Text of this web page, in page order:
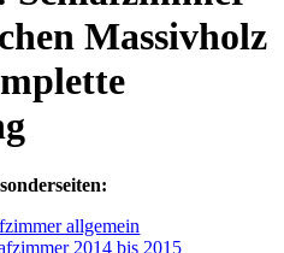
Massivholz
allgemein
2014 bis 2015